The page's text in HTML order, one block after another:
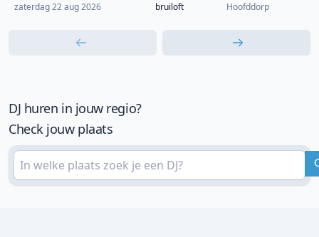
zaterdag 22 aug 2026 bruiloft Hoofddorp
DJ huren in jouw regio?
Check jouw plaats